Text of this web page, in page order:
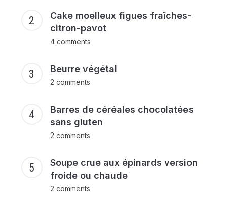
Cake moelleux figues fraîches-
citron-pavot
4 comments
Beurre végétal
2 comments
Barres de céréales chocolatées
sans gluten
2 comments
Soupe crue aux épinards version
froide ou chaude
2 comments